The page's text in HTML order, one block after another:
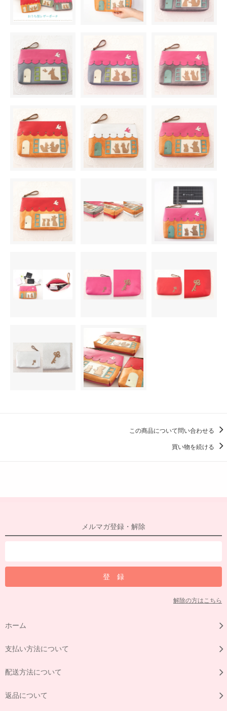
この商品について問い合わせる
買い物を続ける
メルマガ登録・解除
解除の方はこちら
ホーム
支払い方法について
配送方法について
返品について